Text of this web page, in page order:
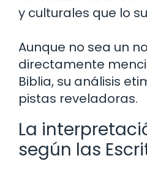
y culturales que lo
Aunque no sea un
directamente
Biblia, su análisis
pistas reveladoras.
La
según las